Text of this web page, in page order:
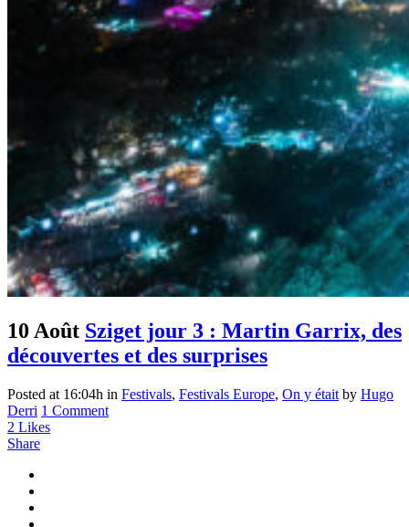
10 Août Sziget jour 3 : Martin Garrix, des
découvertes et des surprises
Posted at 16:04h in Festivals, Festivals Europe, On y était by Hugo
Derri 1 Comment
2 Likes
Share